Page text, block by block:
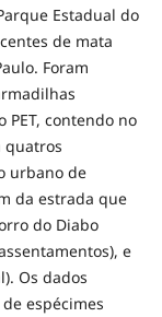
Estadual do
de mata
Foram
contendo no
quatros
urbano de
da estrada que
do Diabo
e
Os dados
espécimes